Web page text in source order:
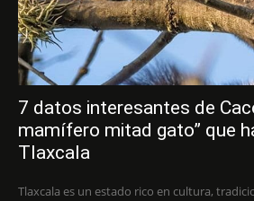
7 datos interesantes de
mamífero mitad gato” que
Tlaxcala
Tlaxcala es un estado rico en cultura,